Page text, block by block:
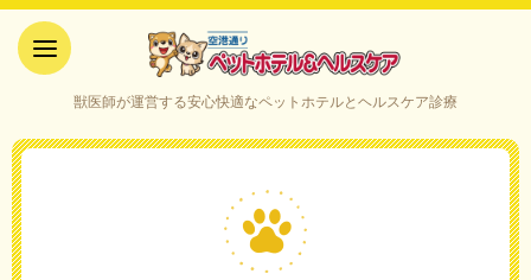
ケア｜山口県宇部市
獣医師が運営する安心快適なペットホテルとヘルスケア診療